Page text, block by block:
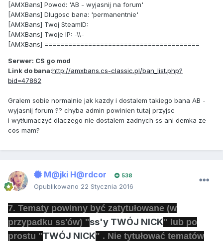
[AMXBans] Powod: 'AB - wyjasnij na forum'
[AMXBans] Dlugosc bana: 'permanentnie'
[AMXBans] Twoj SteamID:
[AMXBans] Twoje IP: -\\-
[AMXBans] =======================================
Serwer: CS go mod
Link do bana:http://amxbans.cs-classic.pl/ban_list.php?
bid=47862
Gralem sobie normalnie jak kazdy i dostalem takiego bana AB -
wyjasnij forum ?? chyba admin powinien tutaj przyjsc
i wytłumaczyć dlaczego nie dostalem zadnych ss ani demka ze
cos mam?
M@jki H@rdcor 538
Opublikowano 22 Stycznia 2016
7. Tematy powinny być zatytułowane (w
przypadku ss'ów) "ss'y TWÓJ NICK" lub po
prostu "TWÓJ NICK" . Nie tytułować tematów